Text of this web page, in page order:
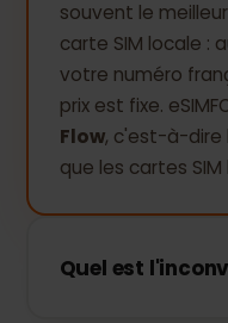
souvent le
carte SIM locale :
votre numéro
prix est fixe.
Flow, c'est-à-dire
que les cartes SIM
Quel est